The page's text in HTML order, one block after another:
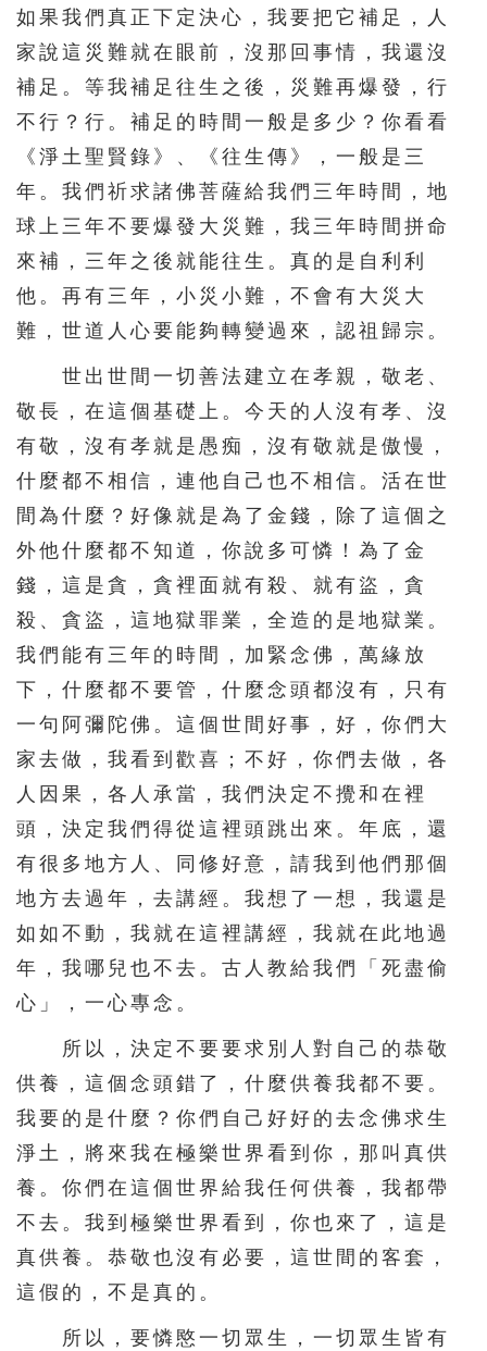
如果我們真正下定決心，我要把它補足，人
家說這災難就在眼前，沒那回事情，我還沒
補足。等我補足往生之後，災難再爆發，行
不行？行。補足的時間一般是多少？你看看
《淨土聖賢錄》、《往生傳》，一般是三
年。我們祈求諸佛菩薩給我們三年時間，地
球上三年不要爆發大災難，我三年時間拼命
來補，三年之後就能往生。真的是自利利
他。再有三年，小災小難，不會有大災大
難，世道人心要能夠轉變過來，認祖歸宗。
世出世間一切善法建立在孝親，敬老、
敬長，在這個基礎上。今天的人沒有孝、沒
有敬，沒有孝就是愚痴，沒有敬就是傲慢，
什麼都不相信，連他自己也不相信。活在世
間為什麼？好像就是為了金錢，除了這個之
外他什麼都不知道，你說多可憐！為了金
錢，這是貪，貪裡面就有殺、就有盜，貪
殺、貪盜，這地獄罪業，全造的是地獄業。
我們能有三年的時間，加緊念佛，萬緣放
下，什麼都不要管，什麼念頭都沒有，只有
一句阿彌陀佛。這個世間好事，好，你們大
家去做，我看到歡喜；不好，你們去做，各
人因果，各人承當，我們決定不攪和在裡
頭，決定我們得從這裡頭跳出來。年底，還
有很多地方人、同修好意，請我到他們那個
地方去過年，去講經。我想了一想，我還是
如如不動，我就在這裡講經，我就在此地過
年，我哪兒也不去。古人教給我們「死盡偷
心」，一心專念。
所以，決定不要要求別人對自己的恭敬
供養，這個念頭錯了，什麼供養我都不要。
我要的是什麼？你們自己好好的去念佛求生
淨土，將來我在極樂世界看到你，那叫真供
養。你們在這個世界給我任何供養，我都帶
不去。我到極樂世界看到，你也來了，這是
真供養。恭敬也沒有必要，這世間的客套，
這假的，不是真的。
所以，要憐愍一切眾生，一切眾生皆有